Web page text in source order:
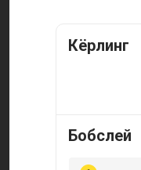
Кёрлинг
Бобслей